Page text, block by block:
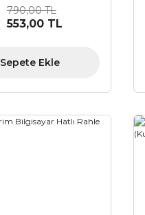
790,00 TL
553,00 TL
Sepete Ekle